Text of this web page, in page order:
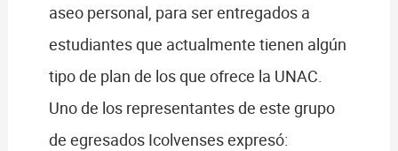
aseo personal, para ser entregados a
estudiantes que actualmente tienen algún
tipo de plan de los que ofrece la UNAC.
Uno de los representantes de este grupo
de egresados Icolvenses expresó: